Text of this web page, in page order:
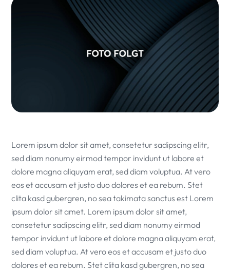
Lorem ipsum dolor sit amet, consetetur sadipscing elitr,
sed diam nonumy eirmod tempor invidunt ut labore et
dolore magna aliquyam erat, sed diam voluptua. At vero
eos et accusam et justo duo dolores et ea rebum. Stet
clita kasd gubergren, no sea takimata sanctus est Lorem
ipsum dolor sit amet. Lorem ipsum dolor sit amet,
consetetur sadipscing elitr, sed diam nonumy eirmod
tempor invidunt ut labore et dolore magna aliquyam erat,
sed diam voluptua. At vero eos et accusam et justo duo
dolores et ea rebum. Stet clita kasd gubergren, no sea